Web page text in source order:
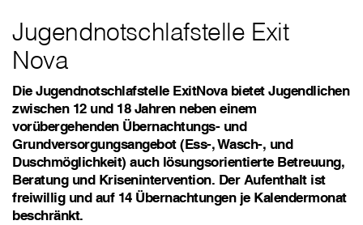
Jugendnotschlafstelle Exit
Nova
Die Jugendnotschlafstelle ExitNova bietet Jugendlichen
zwischen 12 und 18 Jahren neben einem
vorübergehenden Übernachtungs- und
Grundversorgungsangebot (Ess-, Wasch-, und
Duschmöglichkeit) auch lösungsorientierte Betreuung,
Beratung und Krisenintervention. Der Aufenthalt ist
freiwillig und auf 14 Übernachtungen je Kalendermonat
beschränkt.